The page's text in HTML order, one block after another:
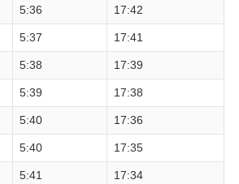
5:36 17:42
5:37 17:41
5:38 17:39
5:39 17:38
5:40 17:36
5:40 17:35
5:41 17:34